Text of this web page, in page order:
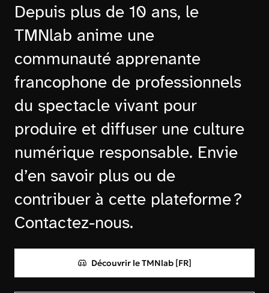
Depuis plus de 10 ans, le
TMNlab anime une
communauté apprenante
francophone de professionnels
du spectacle vivant pour
produire et diffuser une culture
numérique responsable. Envie
d’en savoir plus ou de
contribuer à cette plateforme ?
Contactez-nous.
Découvrir le TMNlab [FR]